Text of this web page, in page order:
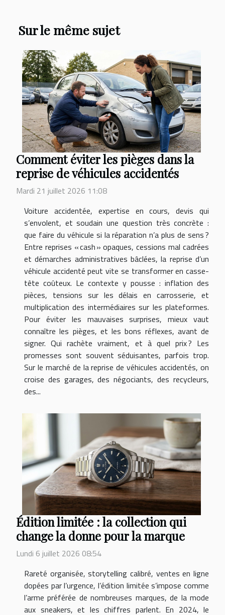
Sur le même sujet
Comment éviter les pièges dans la
reprise de véhicules accidentés
Mardi 21 juillet 2026 11:08
Voiture accidentée, expertise en cours, devis qui
s’envolent, et soudain une question très concrète :
que faire du véhicule si la réparation n’a plus de sens ?
Entre reprises « cash » opaques, cessions mal cadrées
et démarches administratives bâclées, la reprise d’un
véhicule accidenté peut vite se transformer en casse-
tête coûteux. Le contexte y pousse : inflation des
pièces, tensions sur les délais en carrosserie, et
multiplication des intermédiaires sur les plateformes.
Pour éviter les mauvaises surprises, mieux vaut
connaître les pièges, et les bons réflexes, avant de
signer. Qui rachète vraiment, et à quel prix ? Les
promesses sont souvent séduisantes, parfois trop.
Sur le marché de la reprise de véhicules accidentés, on
croise des garages, des négociants, des recycleurs,
des...
Édition limitée : la collection qui
change la donne pour la marque
Lundi 6 juillet 2026 08:54
Rareté organisée, storytelling calibré, ventes en ligne
dopées par l’urgence, l’édition limitée s’impose comme
l’arme préférée de nombreuses marques, de la mode
aux sneakers, et les chiffres parlent. En 2024, le